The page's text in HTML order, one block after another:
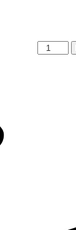
Heike
daudzums